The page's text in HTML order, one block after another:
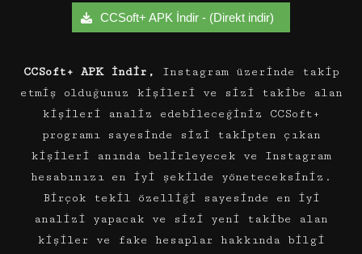
CCSoft+ APK İndir - (Direkt indir)
CCSoft+ APK İndir,
Instagram üzerinde takip
etmiş olduğunuz kişileri ve sizi takibe alan
kişileri analiz edebileceğiniz CCSoft+
programı sayesinde sizi takipten çıkan
kişileri anında belirleyecek ve Instagram
hesabınızı en iyi şekilde yöneteceksiniz.
Birçok tekil özelliği sayesinde en iyi
analizi yapacak ve sizi yeni takibe alan
kişiler ve fake hesaplar hakkında bilgi